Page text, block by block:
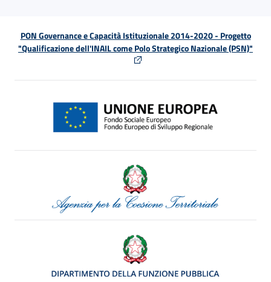
PON Governance e Capacità Istituzionale 2014-2020 - Progetto
"Qualificazione dell'INAIL come Polo Strategico Nazionale (PSN)"